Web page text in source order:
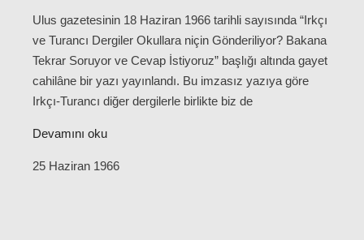
Ulus gazetesinin 18 Haziran 1966 tarihli sayısında “Irkçı
ve Turancı Dergiler Okullara niçin Gönderiliyor? Bakana
Tekrar Soruyor ve Cevap İstiyoruz” başlığı altında gayet
cahilâne bir yazı yayınlandı. Bu imzasız yazıya göre
Irkçı-Turancı diğer dergilerle birlikte biz de
Devamını oku
25 Haziran 1966